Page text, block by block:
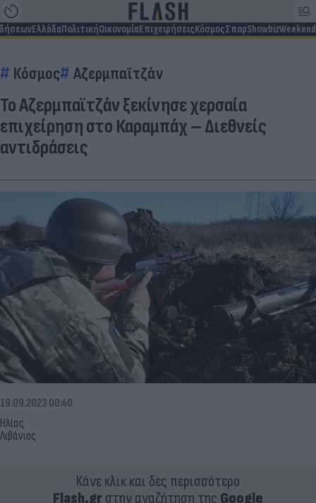
ΕλλάδαΠολιτικήΟικονομίαΕπιχειρήσειςΚόσμοςΣπορShowbizWeekend
Κόσμος Αζερμπαϊτζάν
Το Αζερμπαϊτζάν ξεκίνησε χερσαία
επιχείρηση στο Καραμπάχ – Διεθνείς
αντιδράσεις
Ηλίας
Λιβάνιος
19.09.2023 00:40
Κάνε κλικ και δες περισσότερο
Flash.grστην αναζήτηση της Google